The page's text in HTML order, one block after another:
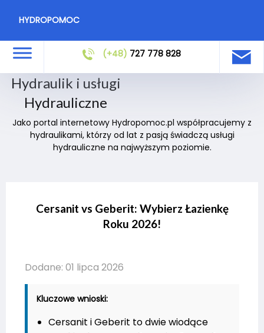
HYDROPOMOC
(+48) 727 778 828
Hydraulik i usługi
Hydrauliczne
Jako portal internetowy Hydropomoc.pl współpracujemy z
hydraulikami, którzy od lat z pasją świadczą usługi
hydrauliczne na najwyższym poziomie.
Cersanit vs Geberit: Wybierz Łazienkę
Roku 2026!
Dodane: 01 lipca 2026
Kluczowe wnioski:
Cersanit i Geberit to dwie wiodące